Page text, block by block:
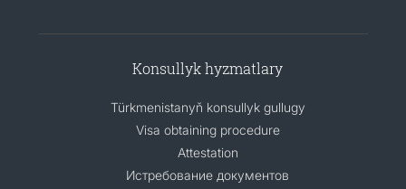
Konsullyk hyzmatlary
Türkmenistanyň konsullyk gullugy
Visa obtaining procedure
Attestation
Истребование документов